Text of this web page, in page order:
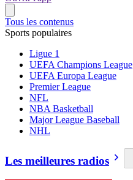
Tous les contenus
Sports populaires
Ligue 1
UEFA Champions League
UEFA Europa League
Premier League
NFL
NBA Basketball
Major League Baseball
NHL
Les meilleures radios